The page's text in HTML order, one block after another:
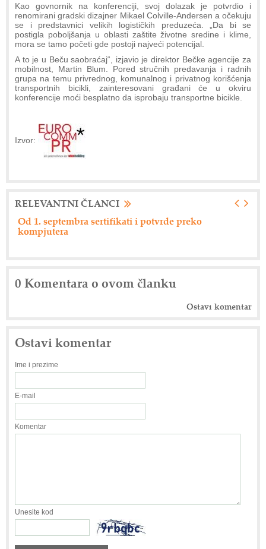
Kao govnornik na konferenciji, svoj dolazak je potvrdio i
renomirani gradski dizajner Mikael Colville-Andersen a očekuju
se i predstavnici velikih logističkih preduzeća. „Da bi se
postigla poboljšanja u oblasti zaštite životne sredine i klime,
mora se tamo početi gde postoji najveći potencijal.
A to je u Beču saobraćaj“, izjavio je direktor Bečke agencije za
mobilnost, Martin Blum. Pored stručnih predavanja i radnih
grupa na temu privrednog, komunalnog i privatnog korišćenja
transportnih bicikli, zainteresovani građani će u okviru
konferencije moći besplatno da isprobaju transportne bicikle.
Izvor:
RELEVANTNI ČLANCI
Od 1. septembra sertifikati i potvrde preko
kompjutera
0 Komentara o ovom članku
Ostavi komentar
Ostavi komentar
Ime i prezime
E-mail
Komentar
Unesite kod